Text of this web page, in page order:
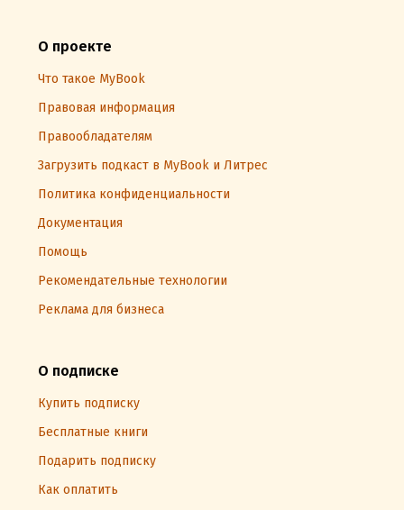
О проекте
Что такое MyBook
Правовая информация
Правообладателям
Загрузить подкаст в MyBook и Литрес
Политика конфиденциальности
Документация
Помощь
Рекомендательные технологии
Реклама для бизнеса
О подписке
Купить подписку
Бесплатные книги
Подарить подписку
Как оплатить